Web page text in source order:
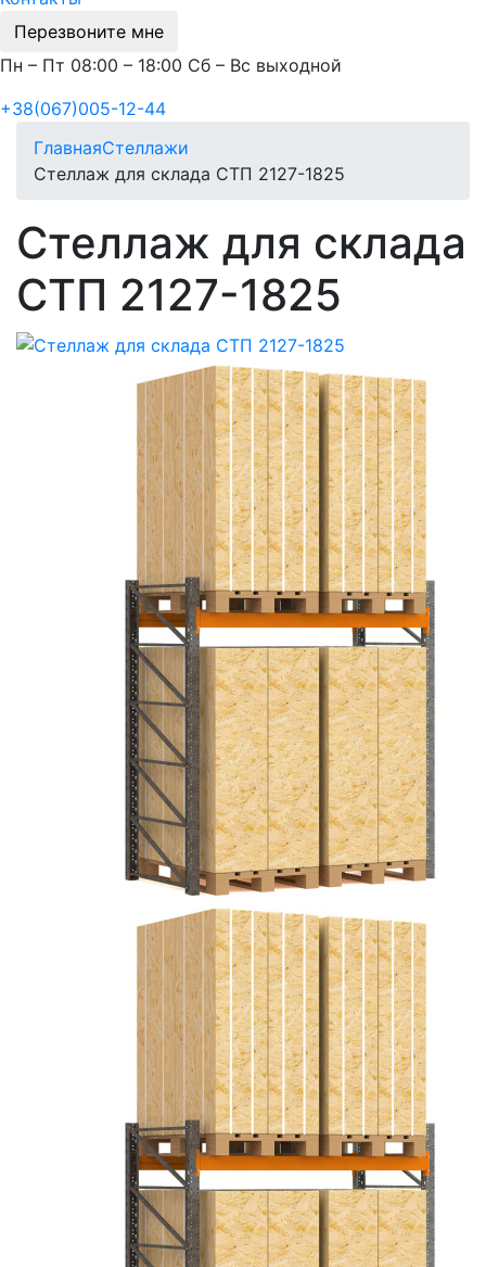
Перезвоните мне
Пн – Пт 08:00 – 18:00 Сб – Вс выходной
+38(067)005-12-44
ГлавнаяСтеллажи
Стеллаж для склада СТП 2127-1825
Стеллаж для склада
СТП 2127-1825